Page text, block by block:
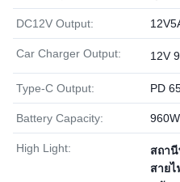
DC12V Output:
Car Charger Output: 12V
Type-C Output: PD
Battery Capacity:
High Light: สถา
สายไ